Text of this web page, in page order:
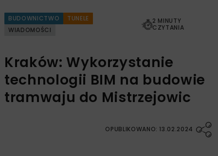
BUDOWNICTWO
TUNELE
WIADOMOŚCI
2 MINUTY
CZYTANIA
Kraków: Wykorzystanie
technologii BIM na budowie
tramwaju do Mistrzejowic
OPUBLIKOWANO: 13.02.2024